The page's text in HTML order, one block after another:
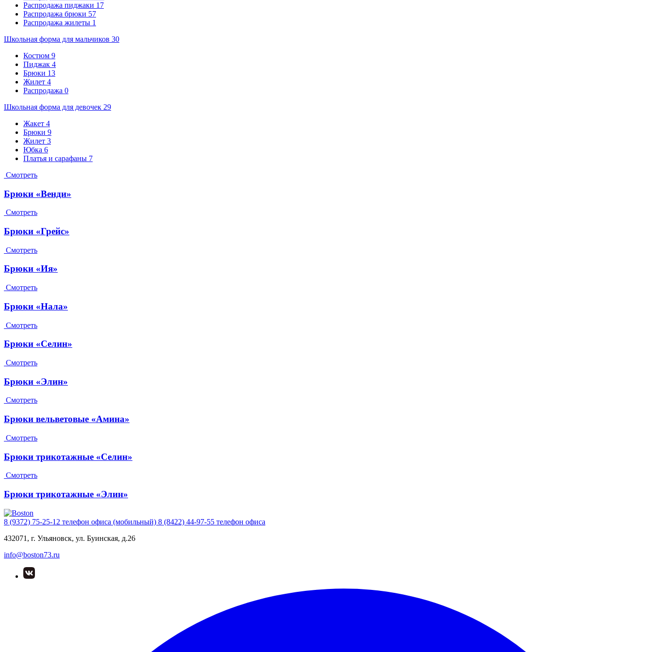
Распродажа пиджаки 17
Распродажа брюки 57
Распродажа жилеты 1
Школьная форма для мальчиков 30
Костюм 9
Пиджак 4
Брюки 13
Жилет 4
Распродажа 0
Школьная форма для девочек 29
Жакет 4
Брюки 9
Жилет 3
Юбка 6
Платья и сарафаны 7
Смотреть
Брюки «Венди»
Смотреть
Брюки «Грейс»
Смотреть
Брюки «Ия»
Смотреть
Брюки «Нала»
Смотреть
Брюки «Селин»
Смотреть
Брюки «Элин»
Смотреть
Брюки вельветовые «Амина»
Смотреть
Брюки трикотажные «Селин»
Смотреть
Брюки трикотажные «Элин»
8 (9372) 75-25-12 телефон офиса (мобильный) 8 (8422) 44-97-55 телефон офиса
432071, г. Ульяновск, ул. Буинская, д.26
info@boston73.ru